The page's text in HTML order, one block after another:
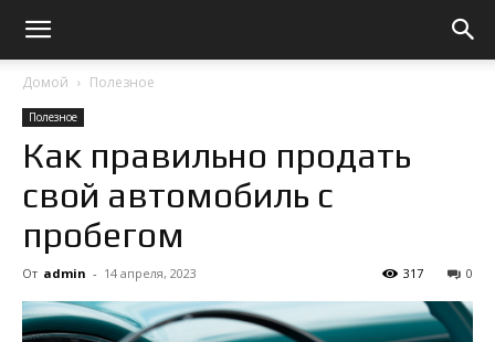
Домой Полезное
Полезное
Как правильно продать
свой автомобиль с
пробегом
От admin - 14 апреля, 2023 0
317